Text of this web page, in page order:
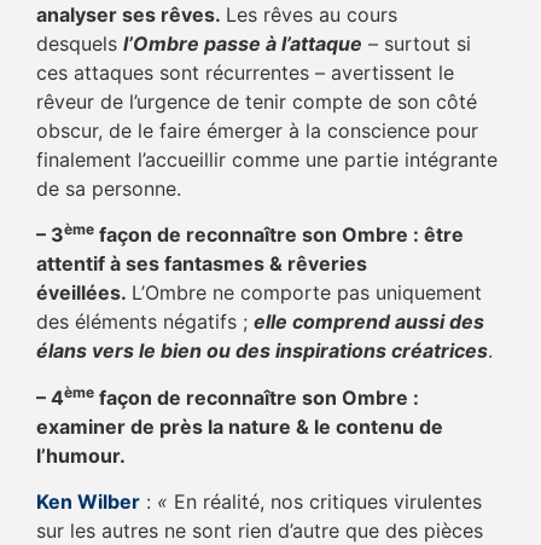
analyser ses rêves. Les rêves au cours
desquels l’Ombre passe à l’attaque – surtout si
ces attaques sont récurrentes – avertissent le
rêveur de l’urgence de tenir compte de son côté
obscur, de le faire émerger à la conscience pour
finalement l’accueillir comme une partie intégrante
de sa personne.
– 3ème façon de reconnaître son Ombre : être
attentif à ses fantasmes & rêveries
éveillées. L’Ombre ne comporte pas uniquement
des éléments négatifs ; elle comprend aussi des
élans vers le bien ou des inspirations créatrices.
– 4ème façon de reconnaître son Ombre :
examiner de près la nature & le contenu de
l’humour.
Ken Wilber : « En réalité, nos critiques virulentes
sur les autres ne sont rien d’autre que des pièces